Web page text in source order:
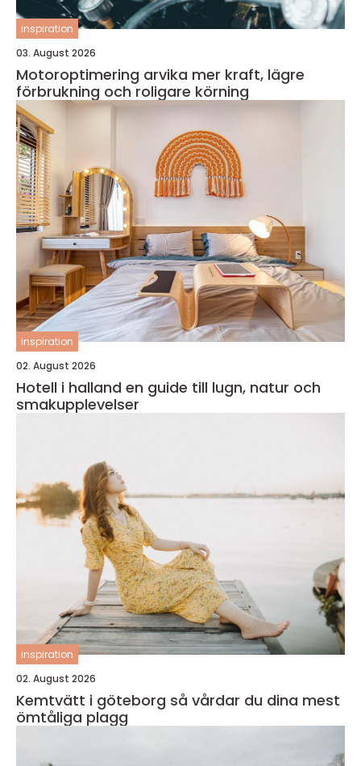
inspiration
03. August 2026
Motoroptimering arvika mer kraft, lägre
förbrukning och roligare körning
inspiration
02. August 2026
Hotell i halland en guide till lugn, natur och
smakupplevelser
inspiration
02. August 2026
Kemtvätt i göteborg så vårdar du dina mest
ömtåliga plagg